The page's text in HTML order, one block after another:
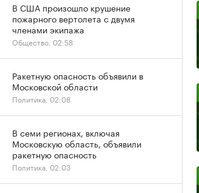
В США произошло крушение
пожарного вертолета с двумя
членами экипажа
Общество, 02:58
Ракетную опасность объявили в
Московской области
Политика, 02:08
В семи регионах, включая
Московскую область, объявили
ракетную опасность
Политика, 02:03